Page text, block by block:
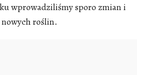
wprowadziliśmy sporo zmian i
nowych roślin.